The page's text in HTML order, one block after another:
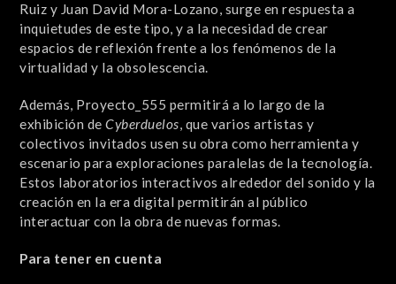
Ruiz y Juan David Mora-Lozano, surge en respuesta a
inquietudes de este tipo, y a la necesidad de crear
espacios de reflexión frente a los fenómenos de la
virtualidad y la obsolescencia.
Además, Proyecto_555 permitirá a lo largo de la
exhibición deCyberduelos, que varios artistas y
colectivos invitados usen su obra como herramienta y
escenario para exploraciones paralelas de la tecnología.
Estos laboratorios interactivos alrededor del sonido y la
creación en la era digital permitirán al público
interactuar con la obra de nuevas formas.
Para tener en cuenta